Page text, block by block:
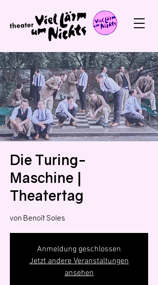
Die Turing-
Maschine |
Theatertag
von Benoît Soles
Anmeldung geschlossen
Jetzt andere Veranstaltungen
ansehen